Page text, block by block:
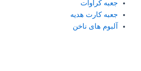
جعبه کراوات
جعبه کارت هدیه
آلبوم های ناخن